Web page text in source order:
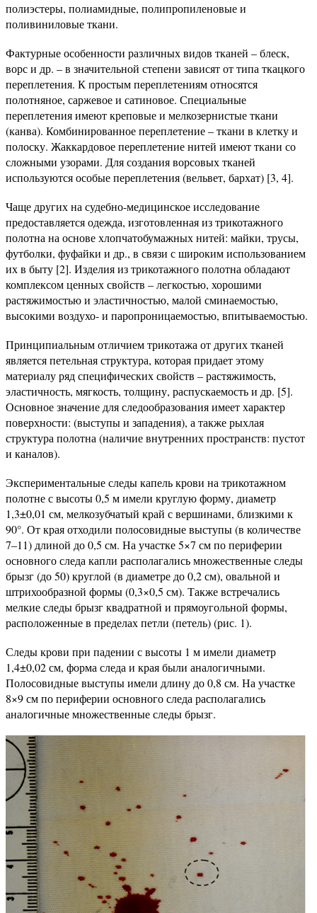
полиэстеры, полиамидные, полипропиленовые и
поливиниловые ткани.
Фактурные особенности различных видов тканей – блеск,
ворс и др. – в значительной степени зависят от типа ткацкого
переплетения. К простым переплетениям относятся
полотняное, саржевое и сатиновое. Специальные
переплетения имеют креповые и мелкозернистые ткани
(канва). Комбинированное переплетение – ткани в клетку и
полоску. Жаккардовое переплетение нитей имеют ткани со
сложными узорами. Для создания ворсовых тканей
используются особые переплетения (вельвет, бархат) [3, 4].
Чаще других на судебно-медицинское исследование
предоставляется одежда, изготовленная из трикотажного
полотна на основе хлопчатобумажных нитей: майки, трусы,
футболки, фуфайки и др., в связи с широким использованием
их в быту [2]. Изделия из трикотажного полотна обладают
комплексом ценных свойств – легкостью, хорошими
растяжимостью и эластичностью, малой сминаемостью,
высокими воздухо- и паропроницаемостью, впитываемостью.
Принципиальным отличием трикотажа от других тканей
является петельная структура, которая придает этому
материалу ряд специфических свойств – растяжимость,
эластичность, мягкость, толщину, распускаемость и др. [5].
Основное значение для следообразования имеет характер
поверхности: (выступы и западения), а также рыхлая
структура полотна (наличие внутренних пространств: пустот
и каналов).
Экспериментальные следы капель крови на трикотажном
полотне с высоты 0,5 м имели круглую форму, диаметр
1,3±0,01 см, мелкозубчатый край с вершинами, близкими к
90°. От края отходили полосовидные выступы (в количестве
7–11) длиной до 0,5 см. На участке 5×7 см по периферии
основного следа капли располагались множественные следы
брызг (до 50) круглой (в диаметре до 0,2 см), овальной и
штрихообразной формы (0,3×0,5 см). Также встречались
мелкие следы брызг квадратной и прямоугольной формы,
расположенные в пределах петли (петель) (рис. 1).
Следы крови при падении с высоты 1 м имели диаметр
1,4±0,02 см, форма следа и края были аналогичными.
Полосовидные выступы имели длину до 0,8 см. На участке
8×9 см по периферии основного следа располагались
аналогичные множественные следы брызг.